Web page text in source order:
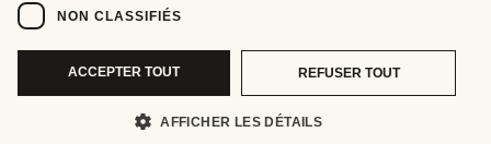
NON CLASSIFIÉS
ACCEPTER TOUT REFUSER TOUT
AFFICHER LES DÉTAILS